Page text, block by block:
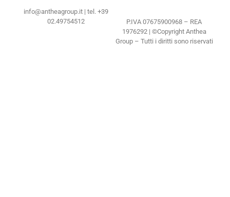
info@antheagroup.it | tel. +39
02.49754512
P.IVA 07675900968 – REA
1976292 | ©Copyright Anthea
Group – Tutti i diritti sono riservati